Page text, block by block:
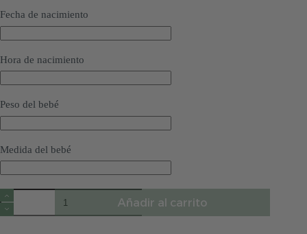
Fecha de nacimiento
Hora de nacimiento
Peso del bebé
Medida del bebé
Natalicio
bebé
osito
Añadir al carrito